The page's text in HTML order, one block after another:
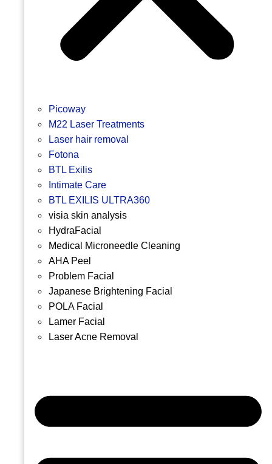
Picoway
M22 Laser Treatments
Laser hair removal
Fotona
BTL Exilis
Intimate Care
BTL EXILIS ULTRA360
visia skin analysis
HydraFacial
Medical Microneedle Cleaning
AHA Peel
Problem Facial
Japanese Brightening Facial
POLA Facial
Lamer Facial
Laser Acne Removal